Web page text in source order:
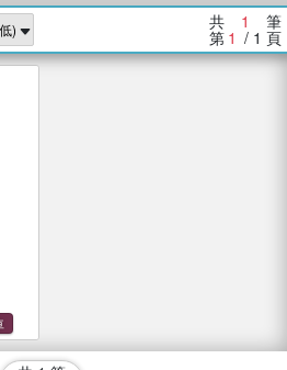
獎 臺灣漫遊錄 、 方念華 、 台灣的李
登輝時代
數學女孩：黎曼猜想 、
偉大的迷走神經
共 1 筆
第 1 / 1 頁